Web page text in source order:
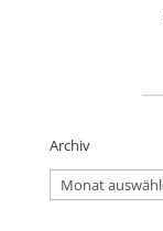
Archiv
Archiv